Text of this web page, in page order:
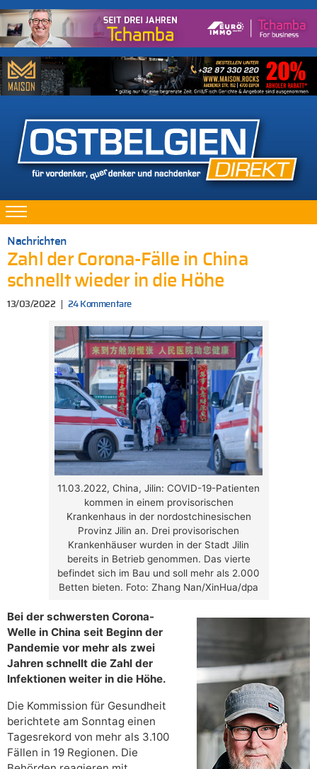
Nachrichten
Zahl der Corona-Fälle in China
schnellt wieder in die Höhe
13/03/2022 24 Kommentare
11.03.2022, China, Jilin: COVID-19-Patienten
kommen in einem provisorischen
Krankenhaus in der nordostchinesischen
Provinz Jilin an. Drei provisorischen
Krankenhäuser wurden in der Stadt Jilin
bereits in Betrieb genommen. Das vierte
befindet sich im Bau und soll mehr als 2.000
Betten bieten. Foto: Zhang Nan/XinHua/dpa
Bei der schwersten Corona-
Welle in China seit Beginn der
Pandemie vor mehr als zwei
Jahren schnellt die Zahl der
Infektionen weiter in die Höhe.
Die Kommission für Gesundheit
berichtete am Sonntag einen
Tagesrekord von mehr als 3.100
Fällen in 19 Regionen. Die